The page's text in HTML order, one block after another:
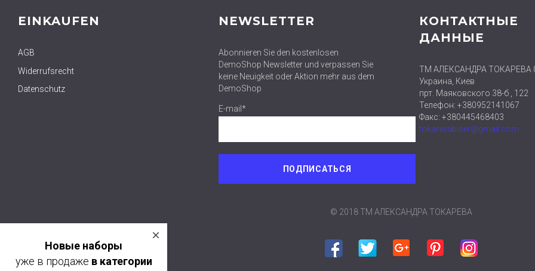
EINKAUFEN
AGB
Widerrufsrecht
Datenschutz
NEWSLETTER
Abonnieren Sie den kostenlosen
DemoShop Newsletter und verpassen Sie
keine Neuigkeit oder Aktion mehr aus dem
DemoShop
E-mail*
КОНТАКТНЫЕ
ДАННЫЕ
ТМ АЛЕКСАНДРА ТОКАРЕВА
Украина, Киев
прт. Маяковского 38-б , 122
Телефон: +380952141067
Факс: +380445468403
tokarevabiser@gmail.com
© 2018 ТМ АЛЕКСАНДРА ТОКАРЕВА
FacebookTwitterGoogle plus PinterestInstagram
НАБОРЫ